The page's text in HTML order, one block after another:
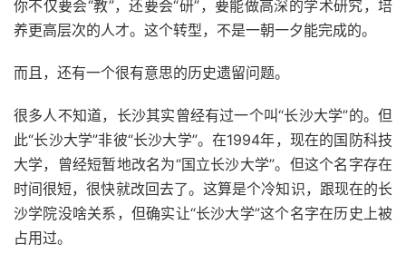
你不仅要会“教”，还要会“研”，要能做高深的学术研究，培
养更高层次的人才。这个转型，不是一朝一夕能完成的。
而且，还有一个很有意思的历史遗留问题。
很多人不知道，长沙其实曾经有过一个叫“长沙大学”的。但
此“长沙大学”非彼“长沙大学”。在1994年，现在的国防科技
大学，曾经短暂地改名为“国立长沙大学”。但这个名字存在
时间很短，很快就改回去了。这算是个冷知识，跟现在的长
沙学院没啥关系，但确实让“长沙大学”这个名字在历史上被
占用过。